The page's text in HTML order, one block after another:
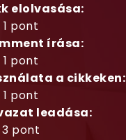
elolvasása:
1 pont
írása:
1 pont
a cikkeken:
1 pont
leadása:
3 pont